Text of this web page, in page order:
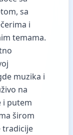
sa
i
temama.
muzika i
na
i putem
širom
tradicije